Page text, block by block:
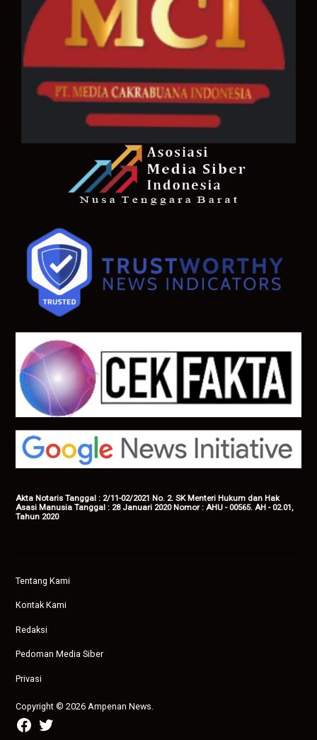
Akta Notaris Tanggal : 2/11-02/2021 No. 2. SK Menteri Hukum dan Hak
Asasi Manusia Tanggal : 28 Januari 2020 Nomor : AHU - 00565. AH - 02.01,
Tahun 2020
Tentang Kami
Kontak Kami
Redaksi
Pedoman Media Siber
Privasi
Copyright © 2026 Ampenan News.
facebook
twitter